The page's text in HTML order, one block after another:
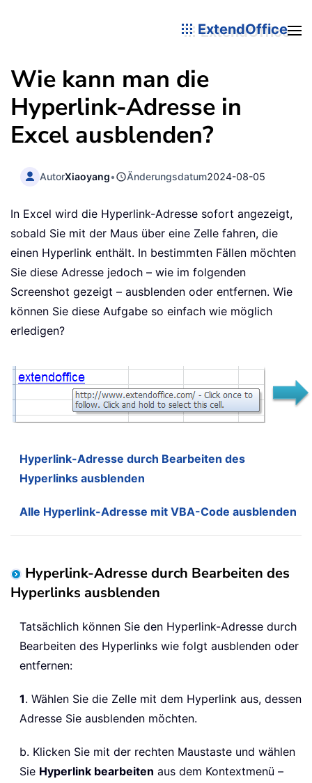
ExtendOffice
Wie kann man die
Hyperlink-Adresse in
Excel ausblenden?
AutorXiaoyang• Änderungsdatum2024-08-05
In Excel wird die Hyperlink-Adresse sofort angezeigt,
sobald Sie mit der Maus über eine Zelle fahren, die
einen Hyperlink enthält. In bestimmten Fällen möchten
Sie diese Adresse jedoch – wie im folgenden
Screenshot gezeigt – ausblenden oder entfernen. Wie
können Sie diese Aufgabe so einfach wie möglich
erledigen?
Hyperlink-Adresse durch Bearbeiten des
Hyperlinks ausblenden
Alle Hyperlink-Adresse mit VBA-Code ausblenden
Hyperlink-Adresse durch Bearbeiten des
Hyperlinks ausblenden
Tatsächlich können Sie den Hyperlink-Adresse durch
Bearbeiten des Hyperlinks wie folgt ausblenden oder
entfernen:
1. Wählen Sie die Zelle mit dem Hyperlink aus, dessen
Adresse Sie ausblenden möchten.
b. Klicken Sie mit der rechten Maustaste und wählen
Sie Hyperlink bearbeiten aus dem Kontextmenü –